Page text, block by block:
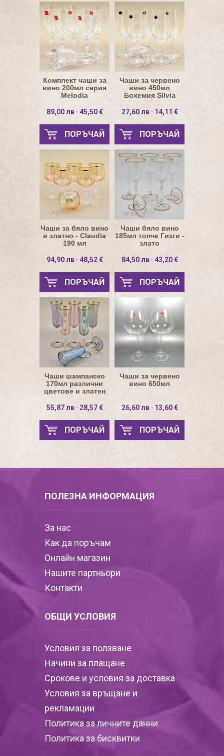
Комплект чаши за
вино 200мл серия
Melodia
89,00 лв · 45,50 €
ПОРЪЧАЙ
Чаши за червено
вино 450мл
Бохемия Silvia
27,60 лв · 14,11 €
ПОРЪЧАЙ
Чаши за бяло вино
в златно - Claudia
190 мл
94,90 лв · 48,52 €
ПОРЪЧАЙ
Чаши бяло вино
185мл топче Гизги -
злато
84,50 лв · 43,20 €
ПОРЪЧАЙ
Чаши шампанско
170мл различни
цветове и златен
55,87 лв · 28,57 €
ПОРЪЧАЙ
Чаши за червено
вино 650мл
26,60 лв · 13,60 €
ПОРЪЧАЙ
ПОЛЕЗНА ИНФОРМАЦИЯ
За нас
Как да поръчам
Онлайн магазин
Нашите партньори
Контакти
ОБЩИ УСЛОВИЯ
Условия за ползване
Начини за плащане
Срокове и условия за доставка
Условия за връщане и
рекламации
Политика за личните данни
Политика за бисквитки